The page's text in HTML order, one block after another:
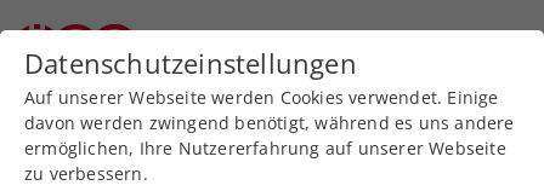
Zurück zur Newsübersicht
Ausbildung
Datenschutzeinstellungen
Auf unserer Webseite werden Cookies verwendet. Einige
davon werden zwingend benötigt, während es uns andere
ermöglichen, Ihre Nutzererfahrung auf unserer Webseite
zu verbessern.